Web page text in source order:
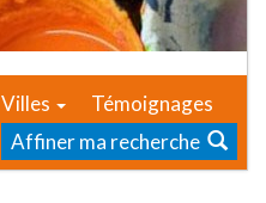
Villes
Témoignages
Affiner ma recherche